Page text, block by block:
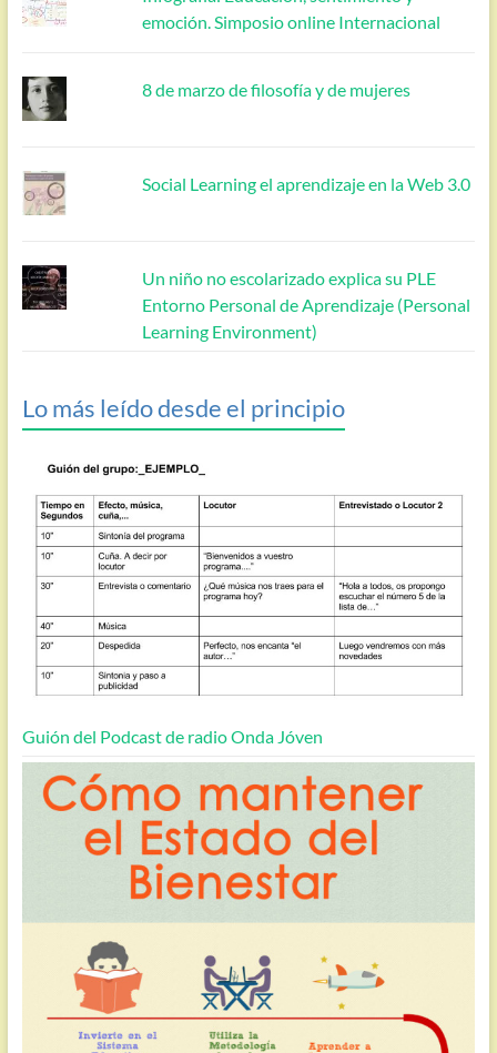
emoción. Simposio online Internacional
8 de marzo de filosofía y de mujeres
Social Learning el aprendizaje en la Web 3.0
Un niño no escolarizado explica su PLE
Entorno Personal de Aprendizaje (Personal
Learning Environment)
Lo más leído desde el principio
Guión del Podcast de radio Onda Jóven